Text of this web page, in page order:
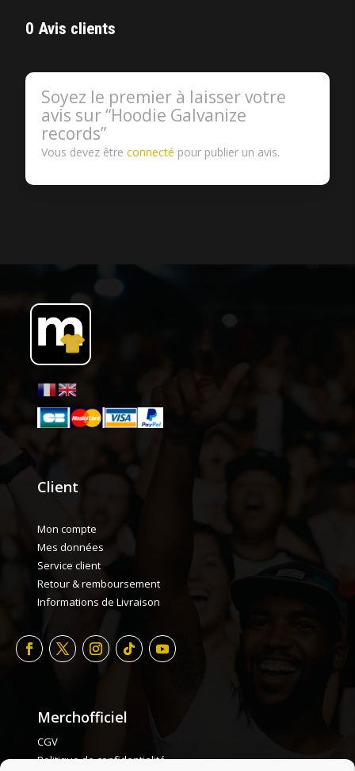
0 Avis clients
Soyez le premier à laisser votre
avis sur “Hoodie Galvanize
records”
Vous devez êtreconnecté pour publier un avis.
Client
Mon compte
Mes données
Service client
Retour & remboursement
Informations de Livraison
Merchofficiel
CGV
Politique de confidentialité